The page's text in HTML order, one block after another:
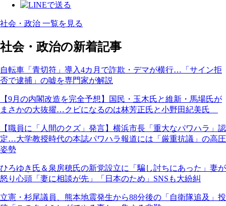
社会・政治 一覧を見る
社会・政治の新着記事
自転車「青切符」導入4カ月で詐欺・デマが横行…「サイン拒
否で逮捕」の嘘を専門家が解説
【9月の内閣改造を完全予想】国民・玉木氏と維新・馬場氏が
まさかの大抜擢…クビになるのは林芳正氏と小野田紀美氏
【職員に「人間のクズ」発言】横浜市長「重大なパワハラ」認
定…大学教授時代の本誌パワハラ報道には「厳重抗議」の高圧
姿勢
ひろゆき氏＆泉房穂氏の新党設立に「騙し討ちにあった」妻が
怒り心頭「妻に相談が先」「日本のため」SNSも大紛糾
立憲・杉尾議員、熊本地震発生から88分後の「自衛隊追及」投